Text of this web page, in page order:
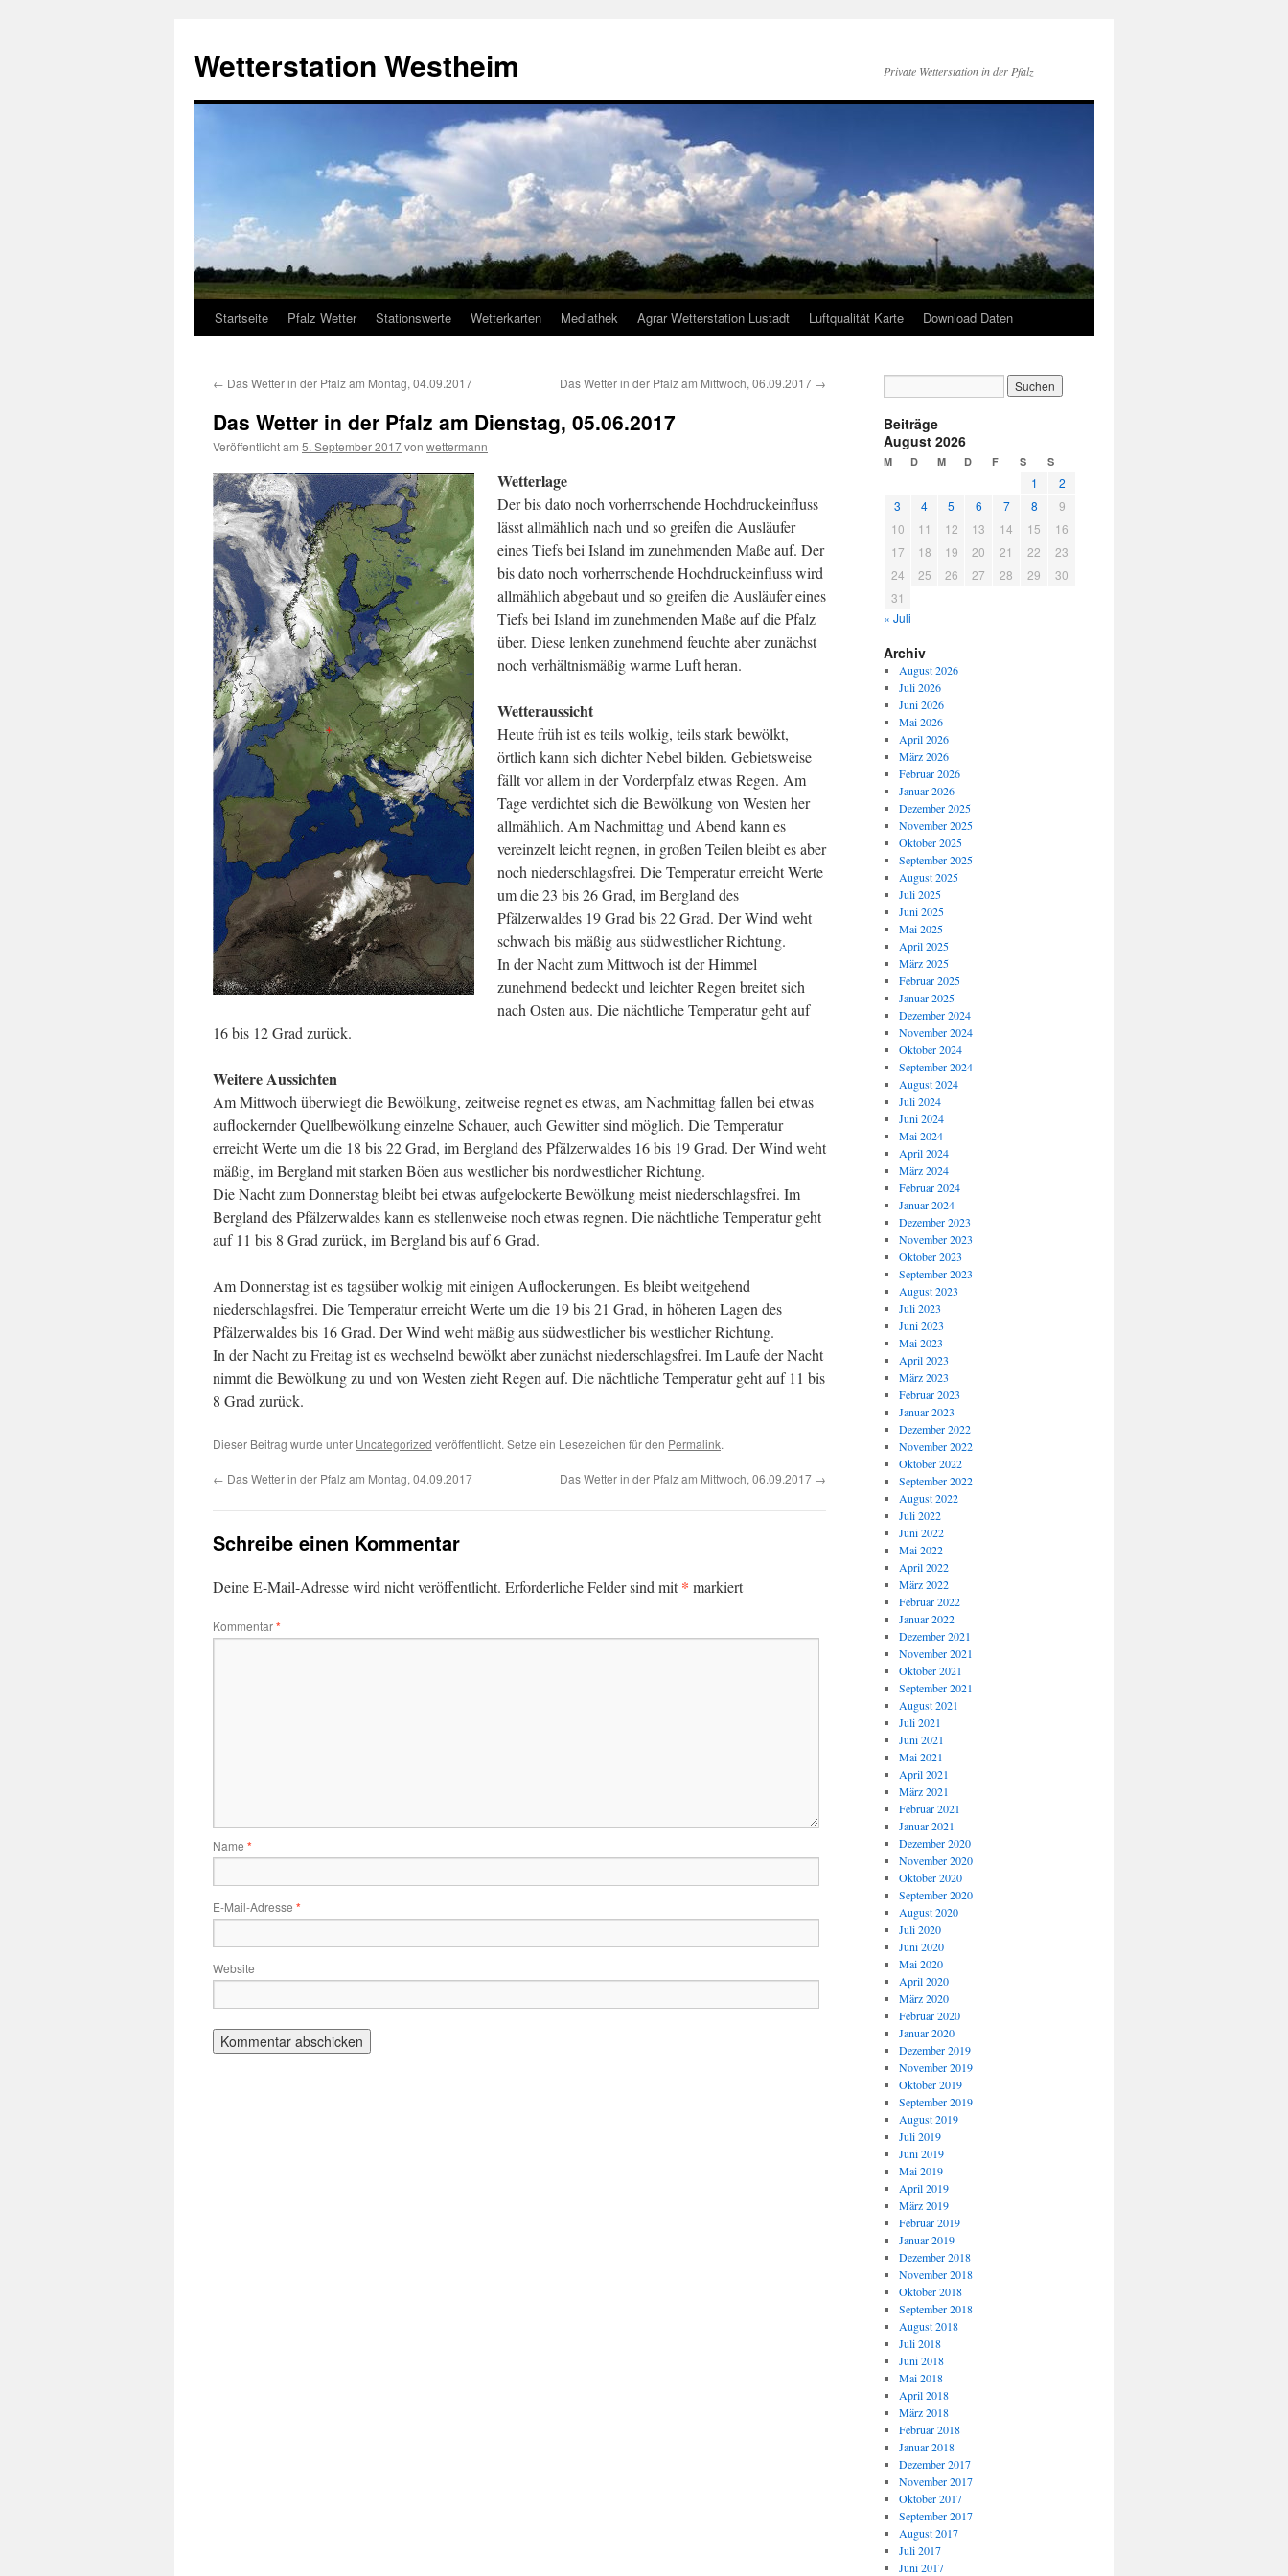
springen
Wetterstation Westheim Private Wetterstation in der Pfalz
Startseite Pfalz Wetter Stationswerte Wetterkarten Mediathek Agrar Wetterstation Lustadt Luftqualität Karte Download Daten
← Das Wetter in der Pfalz am Montag, 04.09.2017 Das Wetter in der Pfalz am Mittwoch, 06.09.2017 →
Das Wetter in der Pfalz am Dienstag, 05.06.2017
Veröffentlicht am 5. September 2017von wettermann
Wetterlage
Der bis dato noch vorherrschende Hochdruckeinfluss
lässt allmählich nach und so greifen die Ausläufer
eines Tiefs bei Island im zunehmenden Maße auf. Der
bis dato noch vorherrschende Hochdruckeinfluss wird
allmählich abgebaut und so greifen die Ausläufer eines
Tiefs bei Island im zunehmenden Maße auf die Pfalz
über. Diese lenken zunehmend feuchte aber zunächst
noch verhältnismäßig warme Luft heran.
Wetteraussicht
Heute früh ist es teils wolkig, teils stark bewölkt,
örtlich kann sich dichter Nebel bilden. Gebietsweise
fällt vor allem in der Vorderpfalz etwas Regen. Am
Tage verdichtet sich die Bewölkung von Westen her
allmählich. Am Nachmittag und Abend kann es
vereinzelt leicht regnen, in großen Teilen bleibt es aber
noch niederschlagsfrei. Die Temperatur erreicht Werte
um die 23 bis 26 Grad, im Bergland des
Pfälzerwaldes 19 Grad bis 22 Grad. Der Wind weht
schwach bis mäßig aus südwestlicher Richtung.
In der Nacht zum Mittwoch ist der Himmel
zunehmend bedeckt und leichter Regen breitet sich
nach Osten aus. Die nächtliche Temperatur geht auf
16 bis 12 Grad zurück.
Weitere Aussichten
Am Mittwoch überwiegt die Bewölkung, zeitweise regnet es etwas, am Nachmittag fallen bei etwas
auflockernder Quellbewölkung einzelne Schauer, auch Gewitter sind möglich. Die Temperatur
erreicht Werte um die 18 bis 22 Grad, im Bergland des Pfälzerwaldes 16 bis 19 Grad. Der Wind weht
mäßig, im Bergland mit starken Böen aus westlicher bis nordwestlicher Richtung.
Die Nacht zum Donnerstag bleibt bei etwas aufgelockerte Bewölkung meist niederschlagsfrei. Im
Bergland des Pfälzerwaldes kann es stellenweise noch etwas regnen. Die nächtliche Temperatur geht
auf 11 bis 8 Grad zurück, im Bergland bis auf 6 Grad.
Am Donnerstag ist es tagsüber wolkig mit einigen Auflockerungen. Es bleibt weitgehend
niederschlagsfrei. Die Temperatur erreicht Werte um die 19 bis 21 Grad, in höheren Lagen des
Pfälzerwaldes bis 16 Grad. Der Wind weht mäßig aus südwestlicher bis westlicher Richtung.
In der Nacht zu Freitag ist es wechselnd bewölkt aber zunächst niederschlagsfrei. Im Laufe der Nacht
nimmt die Bewölkung zu und von Westen zieht Regen auf. Die nächtliche Temperatur geht auf 11 bis
8 Grad zurück.
Dieser Beitrag wurde unter Uncategorized veröffentlicht. Setze ein Lesezeichen für den Permalink.
← Das Wetter in der Pfalz am Montag, 04.09.2017 Das Wetter in der Pfalz am Mittwoch, 06.09.2017 →
Schreibe einen Kommentar
Deine E-Mail-Adresse wird nicht veröffentlicht. Erforderliche Felder sind mit* markiert
Kommentar*
Name *
E-Mail-Adresse *
Website
Beiträge
August 2026
M D M D F S S
1
2
3
4 5 6 7 8
9
10
11 12 13 14 15
16
17
18 19 20 21 22
23
24
25 26 27 28 29
30
31
« Juli
Archiv
August 2026
Juli 2026
Juni 2026
Mai 2026
April 2026
März 2026
Februar 2026
Januar 2026
Dezember 2025
November 2025
Oktober 2025
September 2025
August 2025
Juli 2025
Juni 2025
Mai 2025
April 2025
März 2025
Februar 2025
Januar 2025
Dezember 2024
November 2024
Oktober 2024
September 2024
August 2024
Juli 2024
Juni 2024
Mai 2024
April 2024
März 2024
Februar 2024
Januar 2024
Dezember 2023
November 2023
Oktober 2023
September 2023
August 2023
Juli 2023
Juni 2023
Mai 2023
April 2023
März 2023
Februar 2023
Januar 2023
Dezember 2022
November 2022
Oktober 2022
September 2022
August 2022
Juli 2022
Juni 2022
Mai 2022
April 2022
März 2022
Februar 2022
Januar 2022
Dezember 2021
November 2021
Oktober 2021
September 2021
August 2021
Juli 2021
Juni 2021
Mai 2021
April 2021
März 2021
Februar 2021
Januar 2021
Dezember 2020
November 2020
Oktober 2020
September 2020
August 2020
Juli 2020
Juni 2020
Mai 2020
April 2020
März 2020
Februar 2020
Januar 2020
Dezember 2019
November 2019
Oktober 2019
September 2019
August 2019
Juli 2019
Juni 2019
Mai 2019
April 2019
März 2019
Februar 2019
Januar 2019
Dezember 2018
November 2018
Oktober 2018
September 2018
August 2018
Juli 2018
Juni 2018
Mai 2018
April 2018
März 2018
Februar 2018
Januar 2018
Dezember 2017
November 2017
Oktober 2017
September 2017
August 2017
Juli 2017
Juni 2017